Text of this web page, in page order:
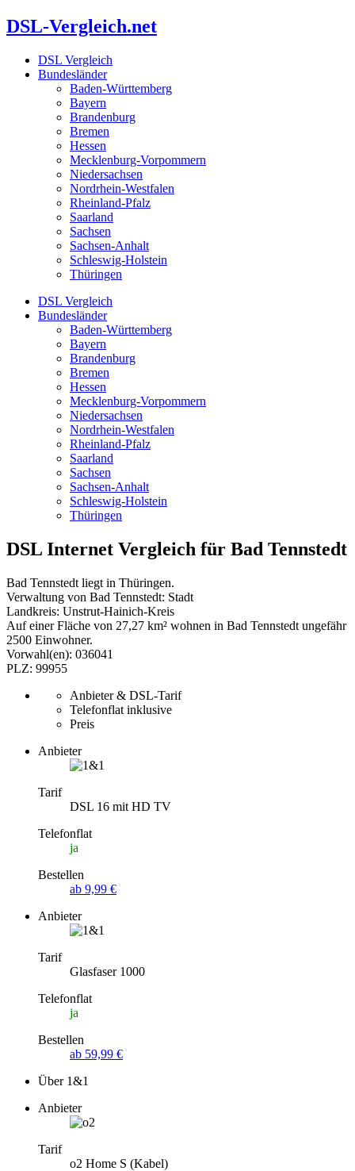
Zum
Inhalt
DSL-Vergleich.net
DSL Vergleich
Bundesländer
Baden-Württemberg
Bayern
Brandenburg
Bremen
Hessen
Mecklenburg-Vorpommern
Niedersachsen
Nordrhein-Westfalen
Rheinland-Pfalz
Saarland
Sachsen
Sachsen-Anhalt
Schleswig-Holstein
Thüringen
DSL Vergleich
Bundesländer
Baden-Württemberg
Bayern
Brandenburg
Bremen
Hessen
Mecklenburg-Vorpommern
Niedersachsen
Nordrhein-Westfalen
Rheinland-Pfalz
Saarland
Sachsen
Sachsen-Anhalt
Schleswig-Holstein
Thüringen
DSL Internet Vergleich für Bad Tennstedt
Bad Tennstedt liegt in Thüringen.
Verwaltung von Bad Tennstedt: Stadt
Landkreis: Unstrut-Hainich-Kreis
Auf einer Fläche von 27,27 km² wohnen in Bad Tennstedt ungefähr
2500 Einwohner.
Vorwahl(en): 036041
PLZ: 99955
Anbieter & DSL-Tarif
Telefonflat inklusive
Preis
Anbieter
Tarif
DSL 16 mit HD TV
Telefonflat
ja
Bestellen
ab 9,99 €
Anbieter
Tarif
Glasfaser 1000
Telefonflat
ja
Bestellen
ab 59,99 €
Über 1&1
Anbieter
Tarif
o2 Home S (Kabel)